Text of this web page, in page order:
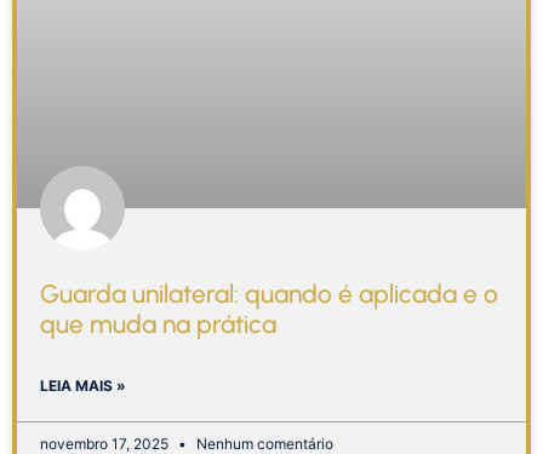
Guarda unilateral: quando é aplicada e o
que muda na prática
LEIA MAIS »
novembro 17, 2025 Nenhum comentário